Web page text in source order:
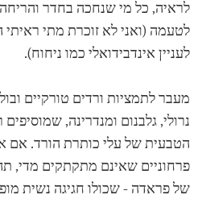
לראיה, כל מי שנחכה בחדר
לטעמה (ואני לא זוכרת מתי ראיתי
לעניין אינדבידואלי כמו ניחוח).
מעבר לתמציות ורדים טורקיים
נרולי, גלבנום ומנדרינה,
הטבעית של עלי כותרת הורד. אם
פרחוניים שאינם מתקתקים מדי,
של פראדה - שכולו חגיגה נשית